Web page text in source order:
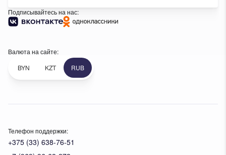
Телефон поддержки:
+375 (33) 638-76-51
Подписывайтесь на нас:
Валюта на сайте:
BYN
KZT RUB